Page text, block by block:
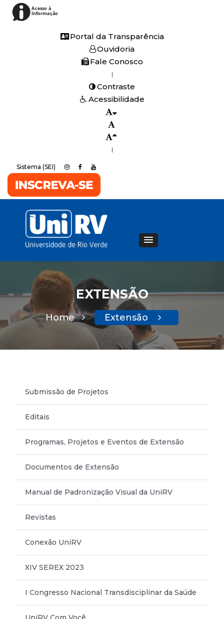
Acesso à
Informação
Portal da Transparência
Ouvidoria
Fale Conosco
|
Contraste
Acessibilidade
|
Sistema (SEI)
EXTENSÃO
Home Extensão
Submissão de Projetos
Editais
Programas, Projetos e Eventos de Extensão
Documentos de Extensão
Manual de Padronização Visual da UniRV
Revistas
Conexão UniRV
XIV SEREX 2023
I Congresso Nacional Transdisciplinar da Saúde